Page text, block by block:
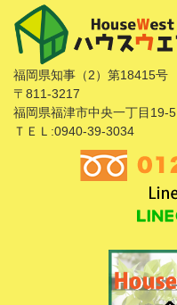
福岡県知事（2）第18415号
〒811-3217
福岡県福津市中央一丁目19-5
ＴＥＬ:0940-39-3034